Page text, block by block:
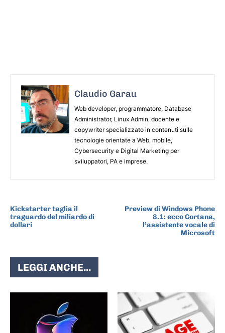
Claudio Garau
Web developer, programmatore, Database
Administrator, Linux Admin, docente e
copywriter specializzato in contenuti sulle
tecnologie orientate a Web, mobile,
Cybersecurity e Digital Marketing per
sviluppatori, PA e imprese.
Kickstarter taglia il
traguardo del miliardo di
dollari
Preview di Windows Phone
8.1: ecco Cortana,
l’assistente vocale di
Microsoft
LEGGI ANCHE...